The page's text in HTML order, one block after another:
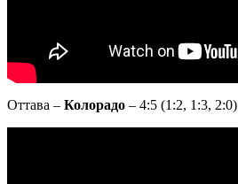
Оттава – Колорадо – 4:5 (1:2, 1:3, 2:0)